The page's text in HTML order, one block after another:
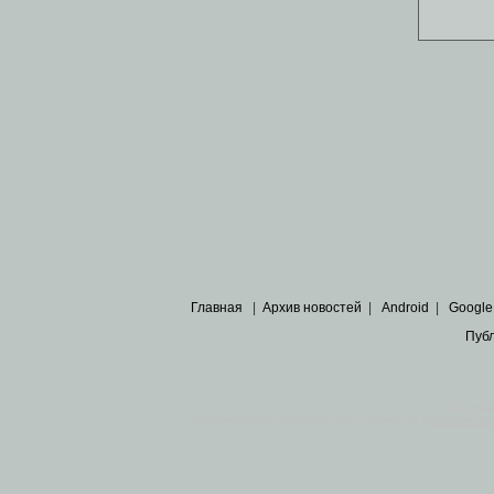
Главная | Архив новостей | Android | Google